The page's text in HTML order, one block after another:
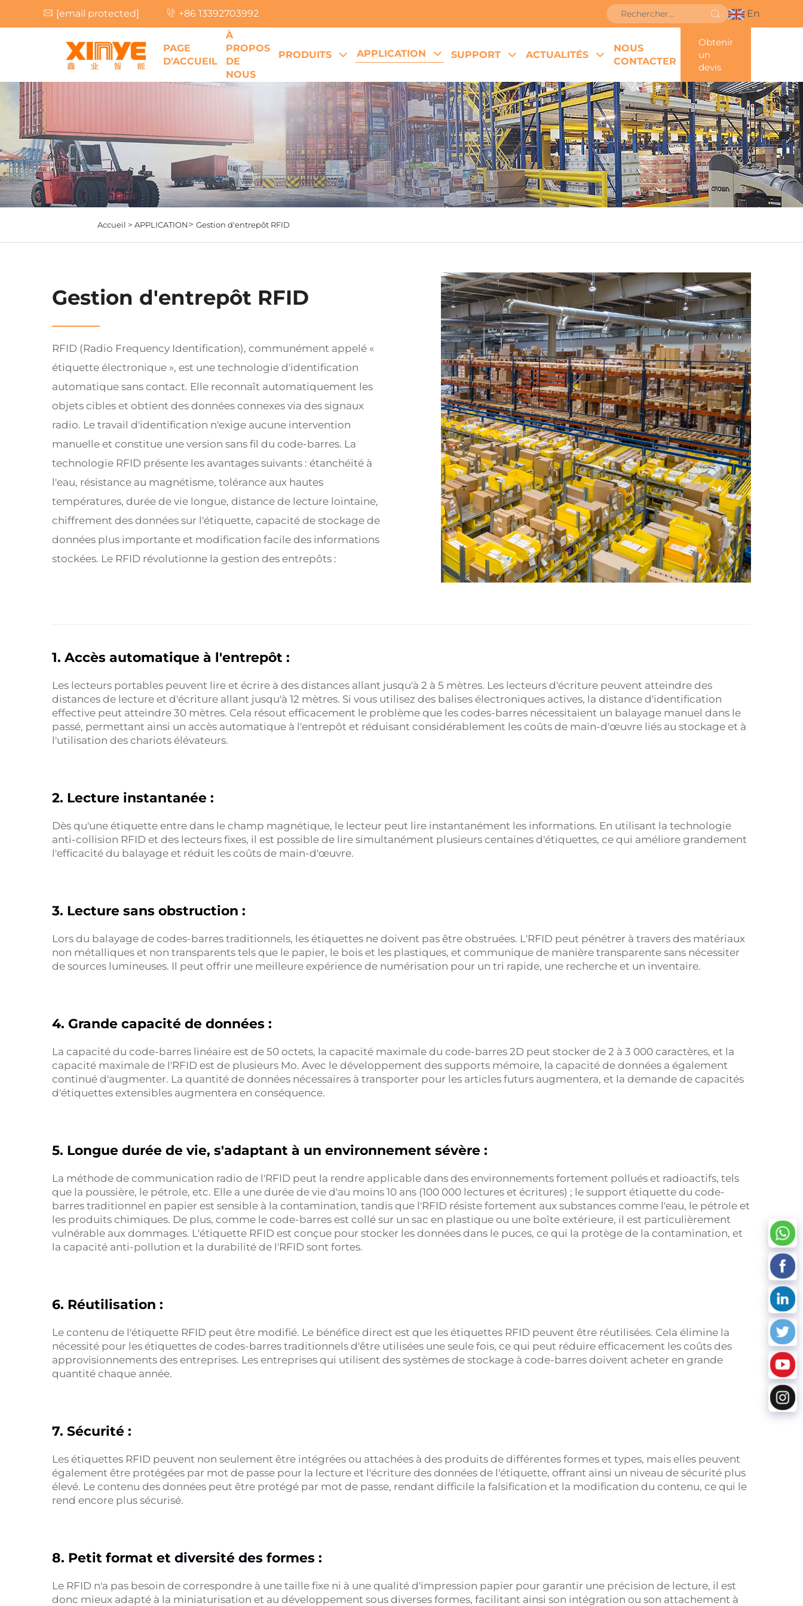
[email protected] +86 13392703992 En
PAGE
D'ACCUEIL
À
PROPOS
DE
NOUS
PRODUITS APPLICATION SUPPORT ACTUALITÉS
NOUS
CONTACTER
Obtenir
un
devis
Accueil > APPLICATION> Gestion d'entrepôt RFID
Gestion d'entrepôt RFID
RFID (Radio Frequency Identification), communément appelé «
étiquette électronique », est une technologie d'identification
automatique sans contact. Elle reconnaît automatiquement les
objets cibles et obtient des données connexes via des signaux
radio. Le travail d'identification n'exige aucune intervention
manuelle et constitue une version sans fil du code-barres. La
technologie RFID présente les avantages suivants : étanchéité à
l'eau, résistance au magnétisme, tolérance aux hautes
températures, durée de vie longue, distance de lecture lointaine,
chiffrement des données sur l'étiquette, capacité de stockage de
données plus importante et modification facile des informations
stockées. Le RFID révolutionne la gestion des entrepôts :
1. Accès automatique à l'entrepôt :
Les lecteurs portables peuvent lire et écrire à des distances allant jusqu'à 2 à 5 mètres. Les lecteurs d'écriture peuvent atteindre des
distances de lecture et d'écriture allant jusqu'à 12 mètres. Si vous utilisez des balises électroniques actives, la distance d'identification
effective peut atteindre 30 mètres. Cela résout efficacement le problème que les codes-barres nécessitaient un balayage manuel dans le
passé, permettant ainsi un accès automatique à l'entrepôt et réduisant considérablement les coûts de main-d'œuvre liés au stockage et à
l'utilisation des chariots élévateurs.
2. Lecture instantanée :
Dès qu'une étiquette entre dans le champ magnétique, le lecteur peut lire instantanément les informations. En utilisant la technologie
anti-collision RFID et des lecteurs fixes, il est possible de lire simultanément plusieurs centaines d'étiquettes, ce qui améliore grandement
l'efficacité du balayage et réduit les coûts de main-d'œuvre.
3. Lecture sans obstruction :
Lors du balayage de codes-barres traditionnels, les étiquettes ne doivent pas être obstruées. L'RFID peut pénétrer à travers des matériaux
non métalliques et non transparents tels que le papier, le bois et les plastiques, et communique de manière transparente sans nécessiter
de sources lumineuses. Il peut offrir une meilleure expérience de numérisation pour un tri rapide, une recherche et un inventaire.
4. Grande capacité de données :
La capacité du code-barres linéaire est de 50 octets, la capacité maximale du code-barres 2D peut stocker de 2 à 3 000 caractères, et la
capacité maximale de l'RFID est de plusieurs Mo. Avec le développement des supports mémoire, la capacité de données a également
continué d'augmenter. La quantité de données nécessaires à transporter pour les articles futurs augmentera, et la demande de capacités
d'étiquettes extensibles augmentera en conséquence.
5. Longue durée de vie, s'adaptant à un environnement sévère :
La méthode de communication radio de l'RFID peut la rendre applicable dans des environnements fortement pollués et radioactifs, tels
que la poussière, le pétrole, etc. Elle a une durée de vie d'au moins 10 ans (100 000 lectures et écritures) ; le support étiquette du code-
barres traditionnel en papier est sensible à la contamination, tandis que l'RFID résiste fortement aux substances comme l'eau, le pétrole et
les produits chimiques. De plus, comme le code-barres est collé sur un sac en plastique ou une boîte extérieure, il est particulièrement
vulnérable aux dommages. L'étiquette RFID est conçue pour stocker les données dans le puces, ce qui la protège de la contamination, et
la capacité anti-pollution et la durabilité de l'RFID sont fortes.
6. Réutilisation :
Le contenu de l'étiquette RFID peut être modifié. Le bénéfice direct est que les étiquettes RFID peuvent être réutilisées. Cela élimine la
nécessité pour les étiquettes de codes-barres traditionnels d'être utilisées une seule fois, ce qui peut réduire efficacement les coûts des
approvisionnements des entreprises. Les entreprises qui utilisent des systèmes de stockage à code-barres doivent acheter en grande
quantité chaque année.
7. Sécurité :
Les étiquettes RFID peuvent non seulement être intégrées ou attachées à des produits de différentes formes et types, mais elles peuvent
également être protégées par mot de passe pour la lecture et l'écriture des données de l'étiquette, offrant ainsi un niveau de sécurité plus
élevé. Le contenu des données peut être protégé par mot de passe, rendant difficile la falsification et la modification du contenu, ce qui le
rend encore plus sécurisé.
8. Petit format et diversité des formes :
Le RFID n'a pas besoin de correspondre à une taille fixe ni à une qualité d'impression papier pour garantir une précision de lecture, il est
donc mieux adapté à la miniaturisation et au développement sous diverses formes, facilitant ainsi son intégration ou son attachement à